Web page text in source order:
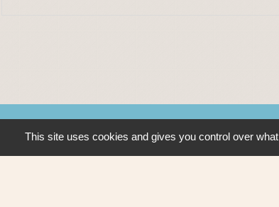
Contacts
This site uses cookies and gives you control over